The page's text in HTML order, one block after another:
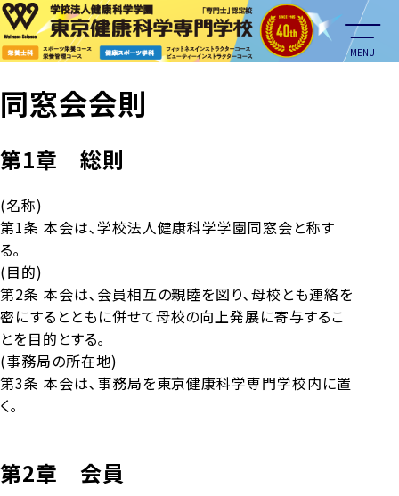
同窓会会則
第1章 総則
(名称)
第1条 本会は､学校法人健康科学学園同窓会と称す
る｡
(目的)
第2条 本会は､会員相互の親睦を図り､母校とも連絡を
密にするとともに併せて母校の向上発展に寄与するこ
とを目的とする｡
(事務局の所在地)
第3条 本会は､事務局を東京健康科学専門学校内に置
く｡
第2章 会員
MENU